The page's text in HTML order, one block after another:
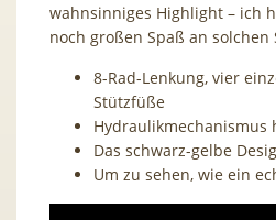
wahnsinniges Highlight – ich
noch großen Spaß an solchen
8-Rad-Lenkung, vier
Stützfüße
Hydraulikmechanismus
Das schwarz-gelbe
Um zu sehen, wie ein